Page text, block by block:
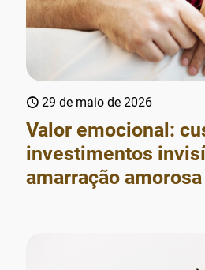
29 de maio de 2026
Valor emocional:
investimentos
amarração amorosa